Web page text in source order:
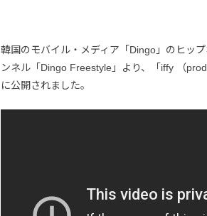
韓国のモバイル・メディア「Dingo」のヒッ
ンネル「Dingo Freestyle」より、「iffy （
に公開されました。